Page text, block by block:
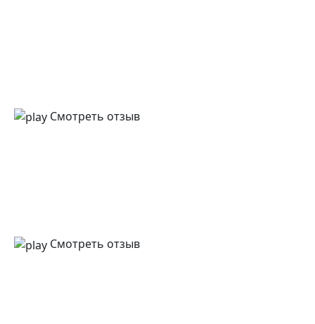
Смотреть отзыв
Смотреть отзыв